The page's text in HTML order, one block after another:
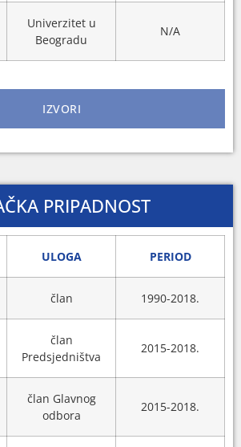
Univerzitet u
Beogradu
N/A
IZVORI
PRIPADNOST
ULOGA PERIOD
član 1990-2018.
član
Predsjedništva
2015-2018.
član Glavnog
odbora
2015-2018.